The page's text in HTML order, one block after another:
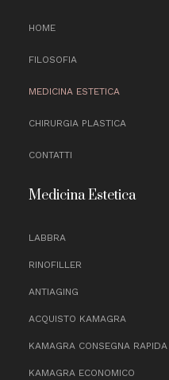
HOME
FILOSOFIA
MEDICINA ESTETICA
CHIRURGIA PLASTICA
CONTATTI
Medicina Estetica
LABBRA
RINOFILLER
ANTIAGING
ACQUISTO KAMAGRA
KAMAGRA CONSEGNA RAPIDA
KAMAGRA ECONOMICO